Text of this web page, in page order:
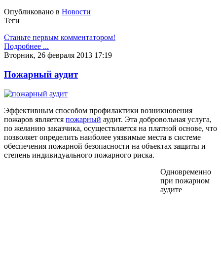
Опубликовано в Новости
Теги
Станьте первым комментатором!
Подробнее ...
Вторник, 26 февраля 2013 17:19
Пожарный аудит
Эффективным способом профилактики возникновения
пожаров является пожарный аудит. Эта добровольная услуга,
по желанию заказчика, осуществляется на платной основе, что
позволяет определить наиболее уязвимые места в системе
обеспечения пожарной безопасности на объектах защиты и
степень индивидуального пожарного риска.
Одновременно
при пожарном
аудите